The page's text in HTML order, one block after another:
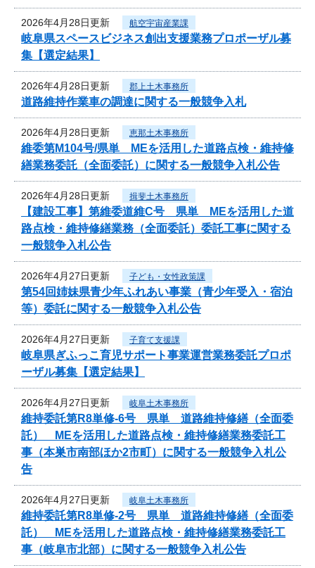
2026年4月28日更新 航空宇宙産業課
岐阜県スペースビジネス創出支援業務プロポーザル募
集【選定結果】
2026年4月28日更新 郡上土木事務所
道路維持作業車の調達に関する一般競争入札
2026年4月28日更新 恵那土木事務所
維委第M104号/県単 MEを活用した道路点検・維持修
繕業務委託（全面委託）に関する一般競争入札公告
2026年4月28日更新 揖斐土木事務所
【建設工事】第維委道維C号 県単 MEを活用した道
路点検・維持修繕業務（全面委託）委託工事に関する
一般競争入札公告
2026年4月27日更新 子ども・女性政策課
第54回姉妹県青少年ふれあい事業（青少年受入・宿泊
等）委託に関する一般競争入札公告
2026年4月27日更新 子育て支援課
岐阜県ぎふっこ育児サポート事業運営業務委託プロポ
ーザル募集【選定結果】
2026年4月27日更新 岐阜土木事務所
維持委託第R8単修-6号 県単 道路維持修繕（全面委
託） MEを活用した道路点検・維持修繕業務委託工
事（本巣市南部ほか2市町）に関する一般競争入札公
告
2026年4月27日更新 岐阜土木事務所
維持委託第R8単修-2号 県単 道路維持修繕（全面委
託） MEを活用した道路点検・維持修繕業務委託工
事（岐阜市北部）に関する一般競争入札公告